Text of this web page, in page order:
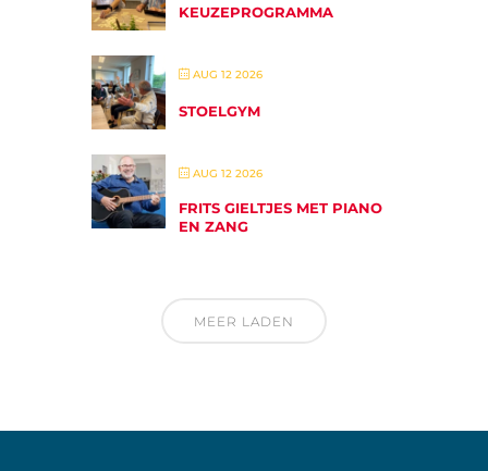
KEUZEPROGRAMMA
AUG 12 2026
STOELGYM
AUG 12 2026
FRITS GIELTJES MET PIANO
EN ZANG
MEER LADEN